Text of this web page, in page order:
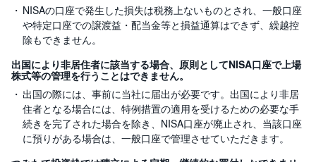
NISAの口座で発生した損失は税務上ないものとされ、一般口座
や特定口座での譲渡益・配当金等と損益通算はできず、繰越控
除もできません。
出国により非居住者に該当する場合、原則としてNISA口座で上場
株式等の管理を行うことはできません。
出国の際には、事前に当社に届出が必要です。出国により非居
住者となる場合には、特例措置の適用を受けるための必要な手
続きを完了された場合を除き、NISA口座が廃止され、当該口座
に預りがある場合は、一般口座で管理させていただきます。